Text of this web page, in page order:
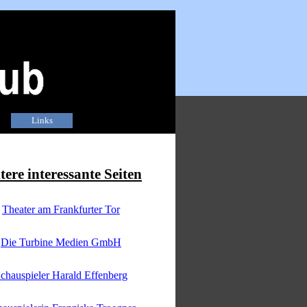
▼
Links
interessante Seiten
Theater am Frankfurter Tor
Die Turbine Medien GmbH
Harald Effenberg